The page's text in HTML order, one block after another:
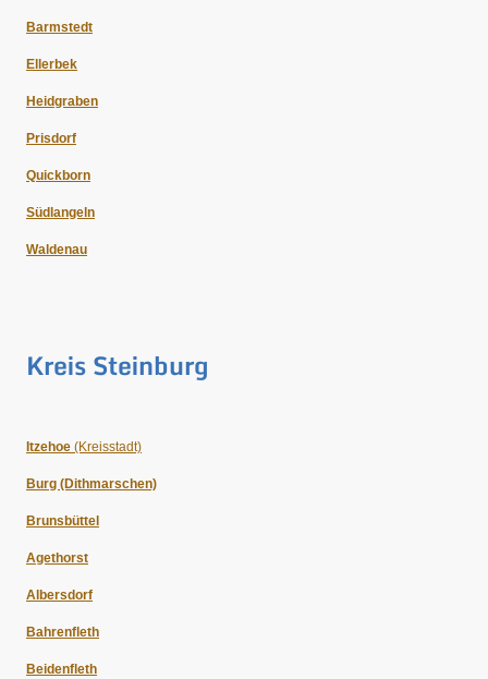
Barmstedt
Ellerbek
Heidgraben
Prisdorf
Quickborn
Südlangeln
Waldenau
Kreis Steinburg
Itzehoe (Kreisstadt)
Burg (Dithmarschen)
Brunsbüttel
Agethorst
Albersdorf
Bahrenfleth
Beidenfleth